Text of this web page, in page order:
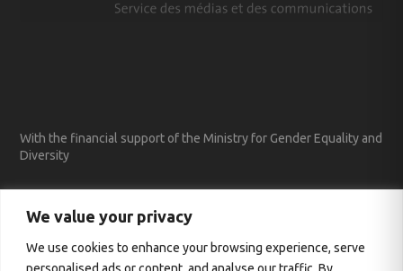
We value your privacy
We use cookies to enhance your browsing experience, serve
personalised ads or content, and analyse our traffic. By
With the financial support of the Ministry for Gender Equality and
Diversity